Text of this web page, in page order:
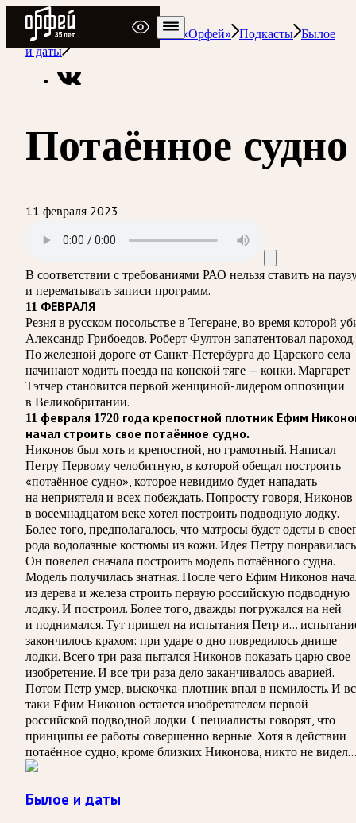
Радио Орфей
Радио классической музыки «Орфей» Подкасты Былое
и даты
Потаённое судно
11 февраля 2023
В соответствии с требованиями РАО нельзя ставить на
и перематывать записи программ.
11 ФЕВРАЛЯ
Резня в русском посольстве в Тегеране, во время которой
Александр Грибоедов. Роберт Фултон запатентовал пароход.
По железной дороге от Санкт-Петербурга до Царского села
начинают ходить поезда на конской тяге — конки. Маргарет
Тэтчер становится первой женщиной-лидером оппозиции
в Великобритании.
11 февраля 1720 года крепостной плотник Ефим
начал строить свое потаённое судно.
Никонов был хоть и крепостной, но грамотный. Написал
Петру Первому челобитную, в которой обещал построить
«потаённое судно», которое невидимо будет нападать
на неприятеля и всех побеждать. Попросту говоря, Никонов
в восемнадцатом веке хотел построить подводную лодку.
Более того, предполагалось, что матросы будет одеты в
рода водолазные костюмы из кожи. Идея Петру
Он повелел сначала построить модель потаённого судна.
Модель получилась знатная. После чего Ефим Никонов
из дерева и железа строить первую российскую подводную
лодку. И построил. Более того, дважды погружался на ней
и поднимался. Тут пришел на испытания Петр и…
закончилось крахом: при ударе о дно повредилось днище
лодки. Всего три раза пытался Никонов показать царю свое
изобретение. И все три раза дело заканчивалось аварией.
Потом Петр умер, выскочка-плотник впал в немилость. И
таки Ефим Никонов остается изобретателем первой
российской подводной лодки. Специалисты говорят, что
принципы ее работы совершенно верные. Хотя в действии
потаённое судно, кроме близких Никонова, никто не видел…
Былое и даты